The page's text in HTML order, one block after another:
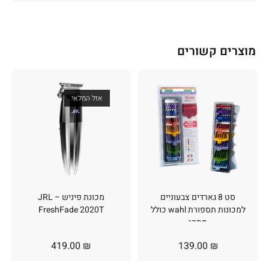
מוצרים קשורים
אזל המלאי
מכונת פיניש – JRL
FreshFade 2020T
419.00 ₪
סט 8 גארדים צבעוניים
למכונות תספורת wahl כולל
מתקן
139.00 ₪